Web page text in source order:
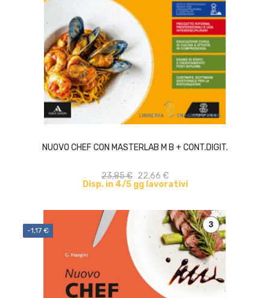
NUOVO CHEF CON MASTERLAB M B + CONT.DIGIT.
23,85 € 22,66 €
Disp. in 4/5 gg lavorativi
ACQUISTA
-1,17 €